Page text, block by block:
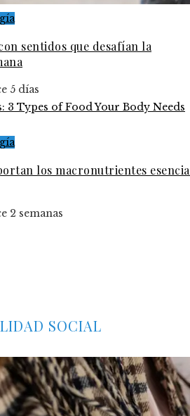
sentidos que desafían la
5 días
los macronutrientes
2 semanas
SOCIAL